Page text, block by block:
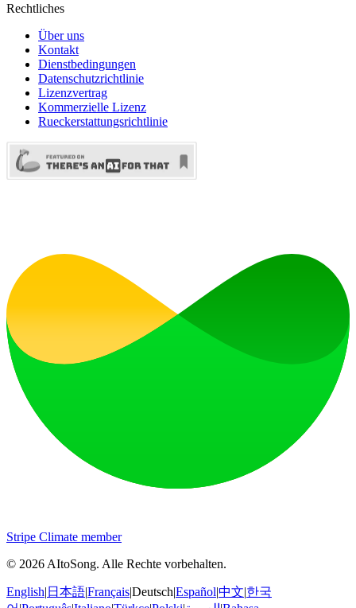
Rechtliches
Über uns
Kontakt
Dienstbedingungen
Datenschutzrichtlinie
Lizenzvertrag
Kommerzielle Lizenz
Rueckerstattungsrichtlinie
Stripe Climate member
© 2026 AItoSong. Alle Rechte vorbehalten.
English| 日本語|Français|Deutsch|Español|中文|한국